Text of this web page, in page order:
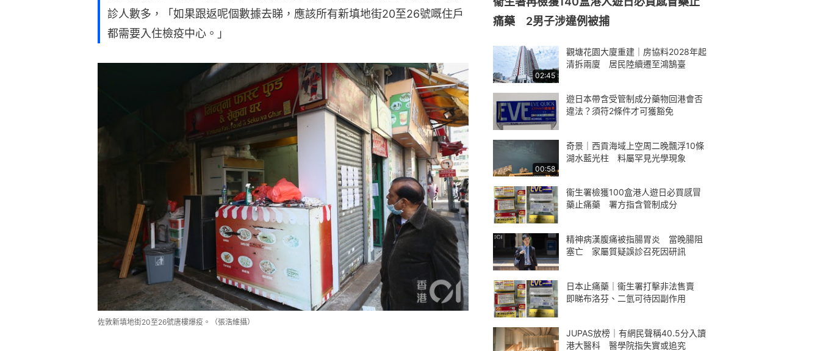
診人數多，「如果跟返呢個數據去睇，應該所有新填地街20至26號嘅住戶
都需要入住檢疫中心。」
佐敦新填地街20至26號唐樓爆疫。（張浩維攝）
痛藥 2男子涉違例被捕
02:45
觀塘花園大廈重建｜房協料2028年起
清拆兩廈 居民陸續遷至鴻鵠臺
遊日本帶含受管制成分藥物回港會否
違法？須符2條件才可獲豁免
00:58
奇景｜西貢海域上空周二晚飄浮10條
湖水藍光柱 料屬罕見光學現象
衞生署檢獲100盒港人遊日必買感冒
藥止痛藥 署方指含管制成分
精神病漢腹痛被指腸胃炎 當晚腸阻
塞亡 家屬質疑誤診召死因研訊
日本止痛藥｜衞生署打擊非法售賣
即睇布洛芬、二氫可待因副作用
JUPAS放榜｜有網民聲稱40.5分入讀
港大醫科 醫學院指失實或追究